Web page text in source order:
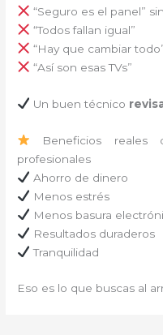
“Seguro es el panel”
“Todos fallan igual”
“Hay que cambiar
“Así son esas TVs”
Un buen técnico
Beneficios reales
profesionales
Ahorro de dinero
Menos estrés
Menos basura
Resultados duraderos
Tranquilidad
Eso es lo que buscas al